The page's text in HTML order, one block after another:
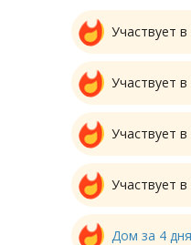
Участвует в
Участвует в
Участвует в
Участвует в
Дом за 4